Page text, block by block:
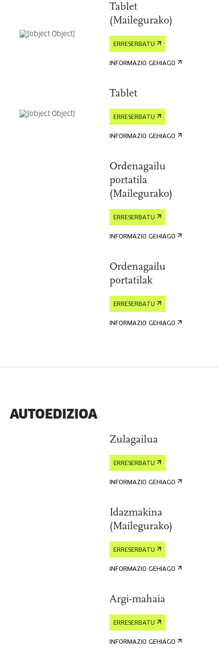
Tablet
(Mailegurako)
ERRESERBATU
INFORMAZIO GEHIAGO
Tablet
ERRESERBATU
INFORMAZIO GEHIAGO
Ordenagailu
portatila
(Mailegurako)
ERRESERBATU
INFORMAZIO GEHIAGO
Ordenagailu
portatilak
ERRESERBATU
INFORMAZIO GEHIAGO
AUTOEDIZIOA
Zulagailua
ERRESERBATU
INFORMAZIO GEHIAGO
Idazmakina
(Mailegurako)
ERRESERBATU
INFORMAZIO GEHIAGO
Argi-mahaia
ERRESERBATU
INFORMAZIO GEHIAGO